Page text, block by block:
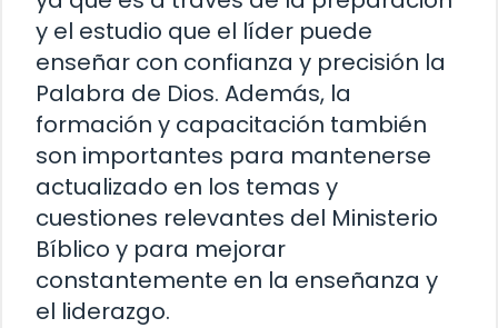
y el estudio que el líder puede
enseñar con confianza y precisión la
Palabra de Dios. Además, la
formación y capacitación también
son importantes para mantenerse
actualizado en los temas y
cuestiones relevantes del Ministerio
Bíblico y para mejorar
constantemente en la enseñanza y
el liderazgo.